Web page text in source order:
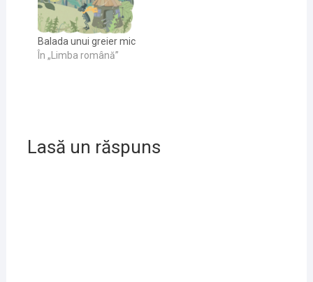
Balada unui greier mic
În „Limba română”
Lasă un răspuns